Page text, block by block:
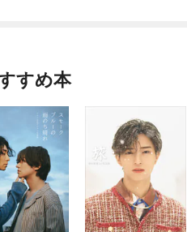
すめ本